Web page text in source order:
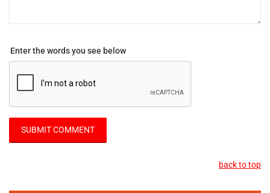
Enter the words you see below
back to top